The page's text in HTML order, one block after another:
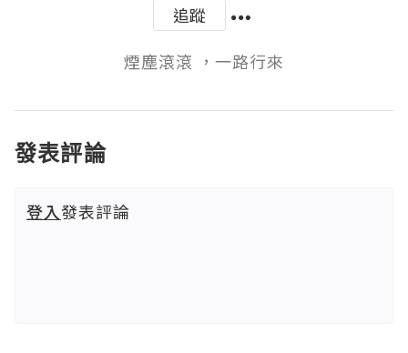
追蹤
煙塵滾滾 ，一路行來
發表評論
登入發表評論